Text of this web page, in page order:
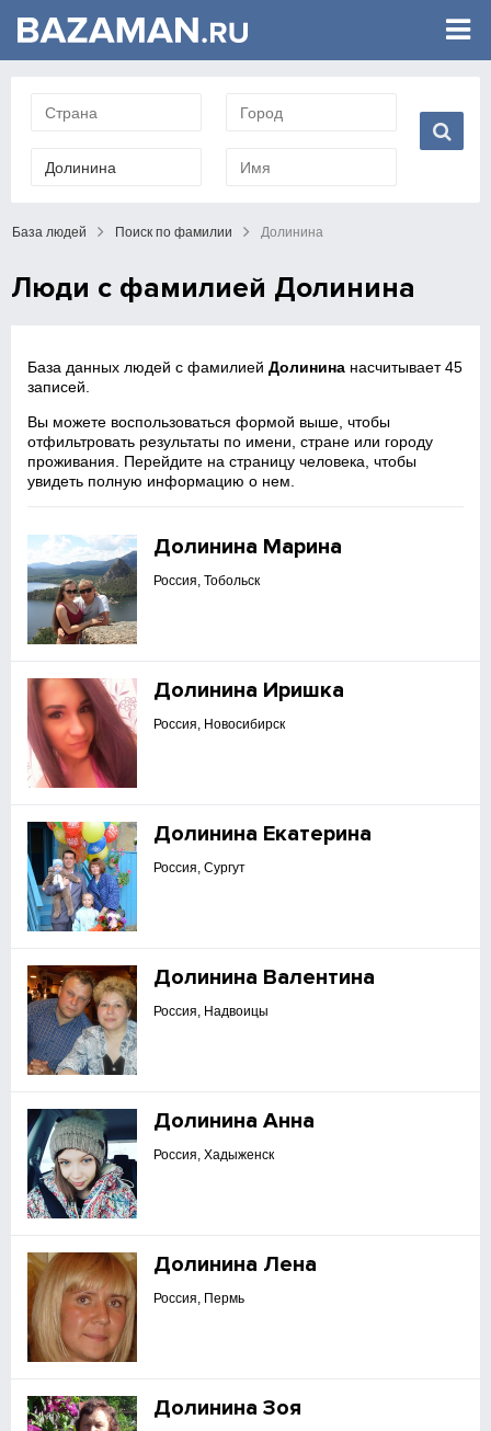
База людей Поиск по фамилии Долинина
Люди с фамилией Долинина
База данных людей с фамилиейДолинина насчитывает 45
записей.
Вы можете воспользоваться формой выше, чтобы
отфильтровать результаты по имени, стране или городу
проживания. Перейдите на страницу человека, чтобы
увидеть полную информацию о нем.
Долинина Марина
Россия, Тобольск
Долинина Иришка
Россия, Новосибирск
Долинина Екатерина
Россия, Сургут
Долинина Валентина
Россия, Надвоицы
Долинина Анна
Россия, Хадыженск
Долинина Лена
Россия, Пермь
Долинина Зоя